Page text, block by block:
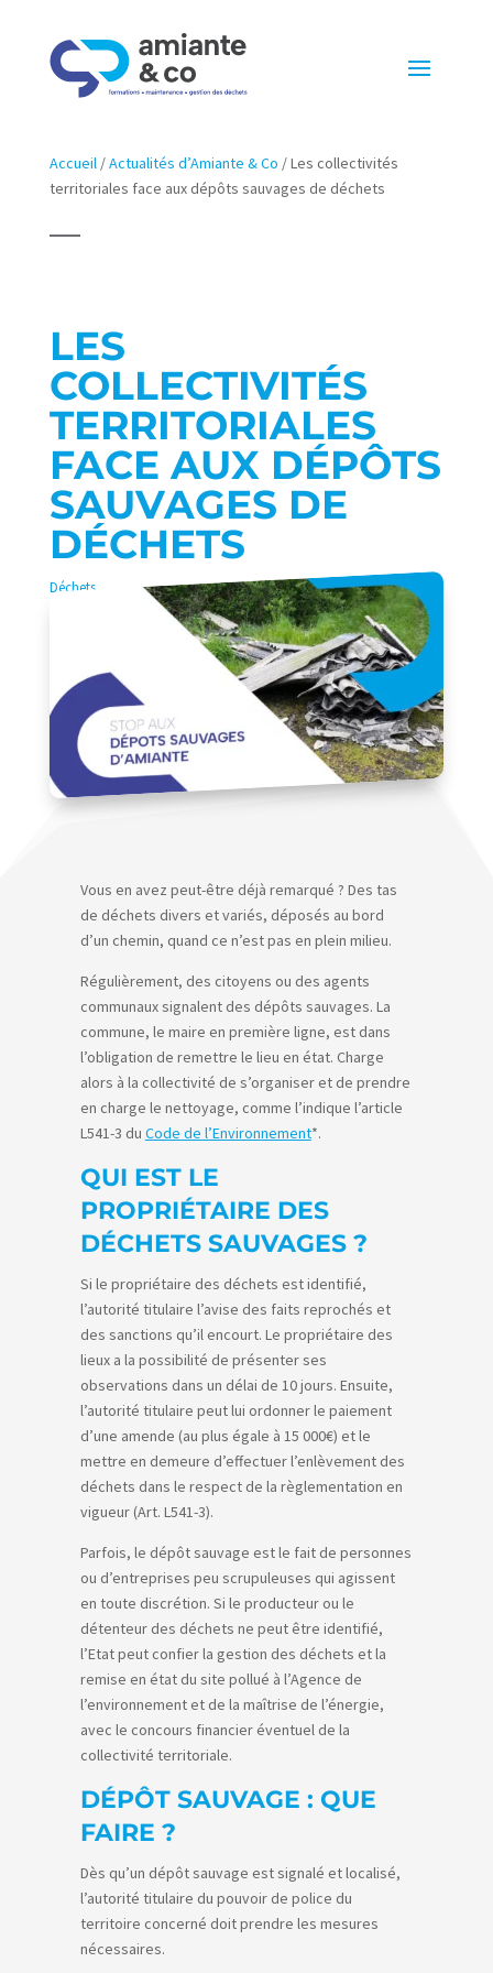
Accueil/Actualités d’Amiante & Co /Les collectivités
territoriales face aux dépôts sauvages de déchets
LES
COLLECTIVITÉS
TERRITORIALES
FACE AUX DÉPÔTS
SAUVAGES DE
DÉCHETS
Déchets
Vous en avez peut-être déjà remarqué ? Des tas
de déchets divers et variés, déposés au bord
d’un chemin, quand ce n’est pas en plein milieu.
Régulièrement, des citoyens ou des agents
communaux signalent des dépôts sauvages. La
commune, le maire en première ligne, est dans
l’obligation de remettre le lieu en état. Charge
alors à la collectivité de s’organiser et de prendre
en charge le nettoyage, comme l’indique l’article
L541-3 du Code de l’Environnement*.
QUI EST LE
PROPRIÉTAIRE DES
DÉCHETS SAUVAGES ?
Si le propriétaire des déchets est identifié,
l’autorité titulaire l’avise des faits reprochés et
des sanctions qu’il encourt. Le propriétaire des
lieux a la possibilité de présenter ses
observations dans un délai de 10 jours. Ensuite,
l’autorité titulaire peut lui ordonner le paiement
d’une amende (au plus égale à 15 000€) et le
mettre en demeure d’effectuer l’enlèvement des
déchets dans le respect de la règlementation en
vigueur (Art. L541-3).
Parfois, le dépôt sauvage est le fait de personnes
ou d’entreprises peu scrupuleuses qui agissent
en toute discrétion. Si le producteur ou le
détenteur des déchets ne peut être identifié,
l’Etat peut confier la gestion des déchets et la
remise en état du site pollué à l’Agence de
l’environnement et de la maîtrise de l’énergie,
avec le concours financier éventuel de la
collectivité territoriale.
DÉPÔT SAUVAGE : QUE
FAIRE ?
Dès qu’un dépôt sauvage est signalé et localisé,
l’autorité titulaire du pouvoir de police du
territoire concerné doit prendre les mesures
nécessaires.